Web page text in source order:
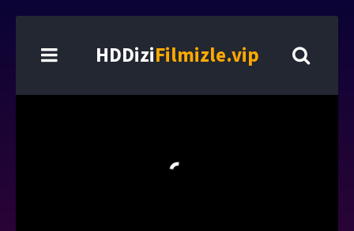
HDDiziFilmizle.vip